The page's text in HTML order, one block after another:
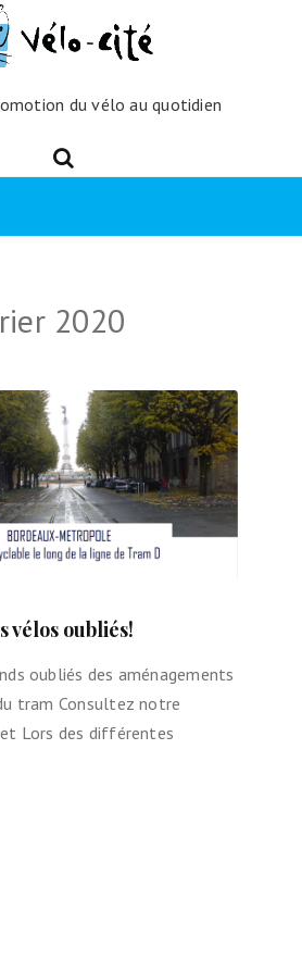
du vélo au quotidien
2020
vélos oubliés!
oubliés des aménagements
tram Consultez notre
Lors des différentes